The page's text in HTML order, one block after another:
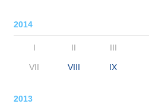
2014
I II III
VII VIII IX
2013